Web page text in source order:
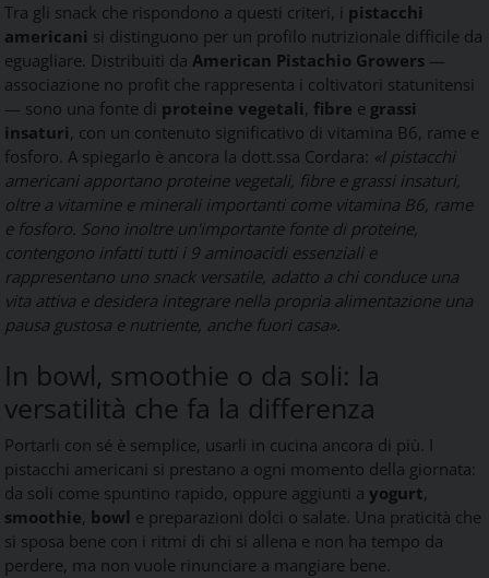
Tra gli snack che rispondono a questi criteri, i pistacchi
americani si distinguono per un profilo nutrizionale difficile da
eguagliare. Distribuiti da American Pistachio Growers —
associazione no profit che rappresenta i coltivatori statunitensi
— sono una fonte di proteine vegetali, fibre e grassi
insaturi, con un contenuto significativo di vitamina B6, rame e
fosforo. A spiegarlo è ancora la dott.ssa Cordara: «I pistacchi
americani apportano proteine vegetali, fibre e grassi insaturi,
oltre a vitamine e minerali importanti come vitamina B6, rame
e fosforo. Sono inoltre un'importante fonte di proteine,
contengono infatti tutti i 9 aminoacidi essenziali e
rappresentano uno snack versatile, adatto a chi conduce una
vita attiva e desidera integrare nella propria alimentazione una
pausa gustosa e nutriente, anche fuori casa».
In bowl, smoothie o da soli: la
versatilità che fa la differenza
Portarli con sé è semplice, usarli in cucina ancora di più. I
pistacchi americani si prestano a ogni momento della giornata:
da soli come spuntino rapido, oppure aggiunti a yogurt,
smoothie, bowl e preparazioni dolci o salate. Una praticità che
si sposa bene con i ritmi di chi si allena e non ha tempo da
perdere, ma non vuole rinunciare a mangiare bene.